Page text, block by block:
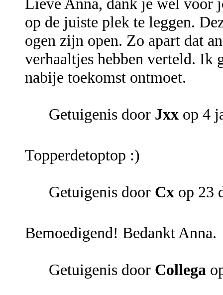
Lieve Anna, dank je wel voor
op de juiste plek te leggen.
ogen zijn open. Zo apart dat
verhaaltjes hebben verteld. Ik
nabije toekomst ontmoet.
Getuigenis door Jxx op 4
Topperdetoptop :)
Getuigenis door Cx op 23
Bemoedigend! Bedankt Anna.
Getuigenis door Collega